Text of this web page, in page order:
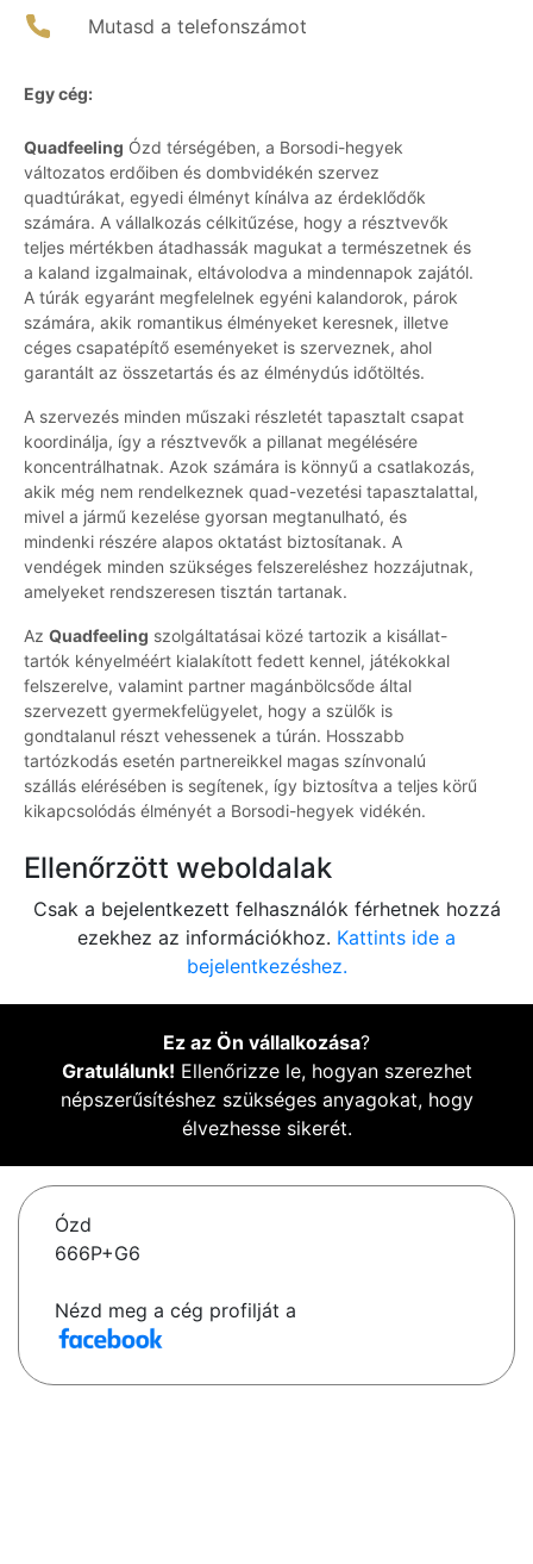
Mutasd a telefonszámot
Egy cég:
Quadfeeling Ózd térségében, a Borsodi-hegyek
változatos erdőiben és dombvidékén szervez
quadtúrákat, egyedi élményt kínálva az érdeklődők
számára. A vállalkozás célkitűzése, hogy a résztvevők
teljes mértékben átadhassák magukat a természetnek és
a kaland izgalmainak, eltávolodva a mindennapok zajától.
A túrák egyaránt megfelelnek egyéni kalandorok, párok
számára, akik romantikus élményeket keresnek, illetve
céges csapatépítő eseményeket is szerveznek, ahol
garantált az összetartás és az élménydús időtöltés.
A szervezés minden műszaki részletét tapasztalt csapat
koordinálja, így a résztvevők a pillanat megélésére
koncentrálhatnak. Azok számára is könnyű a csatlakozás,
akik még nem rendelkeznek quad-vezetési tapasztalattal,
mivel a jármű kezelése gyorsan megtanulható, és
mindenki részére alapos oktatást biztosítanak. A
vendégek minden szükséges felszereléshez hozzájutnak,
amelyeket rendszeresen tisztán tartanak.
Az Quadfeeling szolgáltatásai közé tartozik a kisállat-
tartók kényelméért kialakított fedett kennel, játékokkal
felszerelve, valamint partner magánbölcsőde által
szervezett gyermekfelügyelet, hogy a szülők is
gondtalanul részt vehessenek a túrán. Hosszabb
tartózkodás esetén partnereikkel magas színvonalú
szállás elérésében is segítenek, így biztosítva a teljes körű
kikapcsolódás élményét a Borsodi-hegyek vidékén.
Ellenőrzött weboldalak
Csak a bejelentkezett felhasználók férhetnek hozzá
ezekhez az információkhoz. Kattints ide a
bejelentkezéshez.
Ez az Ön vállalkozása?
Gratulálunk! Ellenőrizze le, hogyan szerezhet
népszerűsítéshez szükséges anyagokat, hogy
élvezhesse sikerét.
Ózd
666P+G6
Nézd meg a cég profilját a